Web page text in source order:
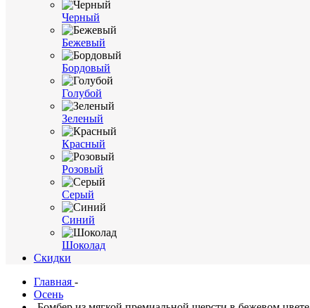
Черный
Бежевый
Бордовый
Голубой
Зеленый
Красный
Розовый
Серый
Синий
Шоколад
Cкидки
Главная -
Осень